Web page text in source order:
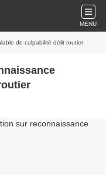
MENU
de culpabilité délit routier